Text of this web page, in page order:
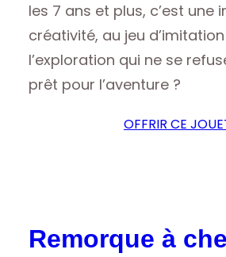
les 7 ans et plus, c’est une
créativité, au jeu
l’exploration qui ne se
prêt pour l’aventure ?
OFFRIR CE
Remorque à